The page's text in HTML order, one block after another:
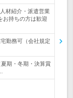
材紹介・派遣営業
お持ちの方は歓迎
勤務可（会社規定
期・冬期・決算賞